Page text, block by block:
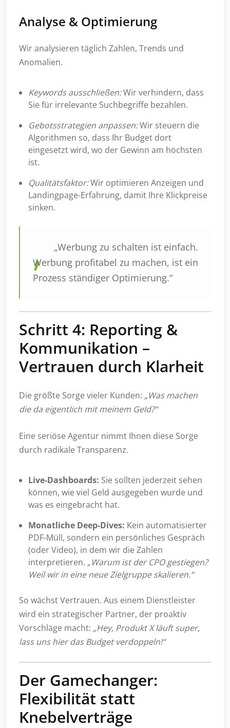
Analyse & Optimierung
Wir analysieren täglich Zahlen, Trends und
Anomalien.
Keywords ausschließen:Wir verhindern, dass
Sie für irrelevante Suchbegriffe bezahlen.
Gebotsstrategien anpassen:Wir steuern die
Algorithmen so, dass Ihr Budget dort
eingesetzt wird, wo der Gewinn am höchsten
ist.
Qualitätsfaktor:Wir optimieren Anzeigen und
Landingpage-Erfahrung, damit Ihre Klickpreise
sinken.
„Werbung zu schalten ist einfach.
Werbung profitabel zu machen, ist ein
Prozess ständiger Optimierung.“
Schritt 4: Reporting &
Kommunikation –
Vertrauen durch Klarheit
Die größte Sorge vieler Kunden: „Was machen
die da eigentlich mit meinem Geld?“
Eine seriöse Agentur nimmt Ihnen diese Sorge
durch radikale Transparenz.
Live-Dashboards: Sie sollten jederzeit sehen
können, wie viel Geld ausgegeben wurde und
was es eingebracht hat.
Monatliche Deep-Dives: Kein automatisierter
PDF-Müll, sondern ein persönliches Gespräch
(oder Video), in dem wir die Zahlen
interpretieren. „Warum ist der CPO gestiegen?
Weil wir in eine neue Zielgruppe skalieren.“
So wächst Vertrauen. Aus einem Dienstleister
wird ein strategischer Partner, der proaktiv
Vorschläge macht: „Hey, Produkt X läuft super,
lass uns hier das Budget verdoppeln!“
Der Gamechanger:
Flexibilität statt
Knebelverträge